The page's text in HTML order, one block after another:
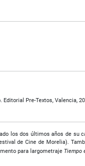
Pre-Textos, Valencia,
los dos últimos años de su
de Cine de Morelia).
para largometraje Tiempo